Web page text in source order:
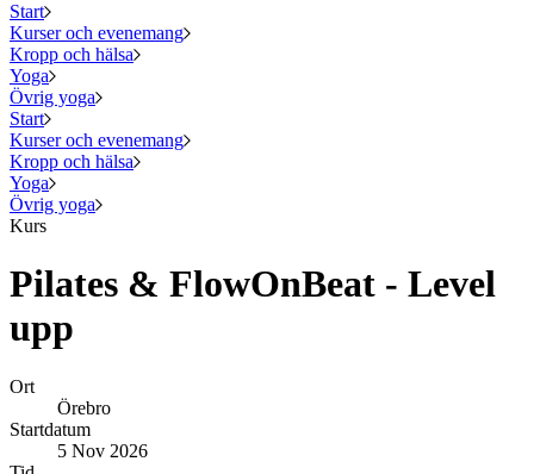
Start
Kurser och evenemang
Kropp och hälsa
Yoga
Övrig yoga
Start
Kurser och evenemang
Kropp och hälsa
Yoga
Övrig yoga
Kurs
Pilates & FlowOnBeat - Level
upp
Ort
Örebro
Startdatum
5 Nov 2026